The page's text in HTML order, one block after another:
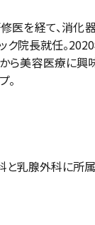
を経て、消化
院長就任。
美容医療に興
。
と乳腺外科に所属